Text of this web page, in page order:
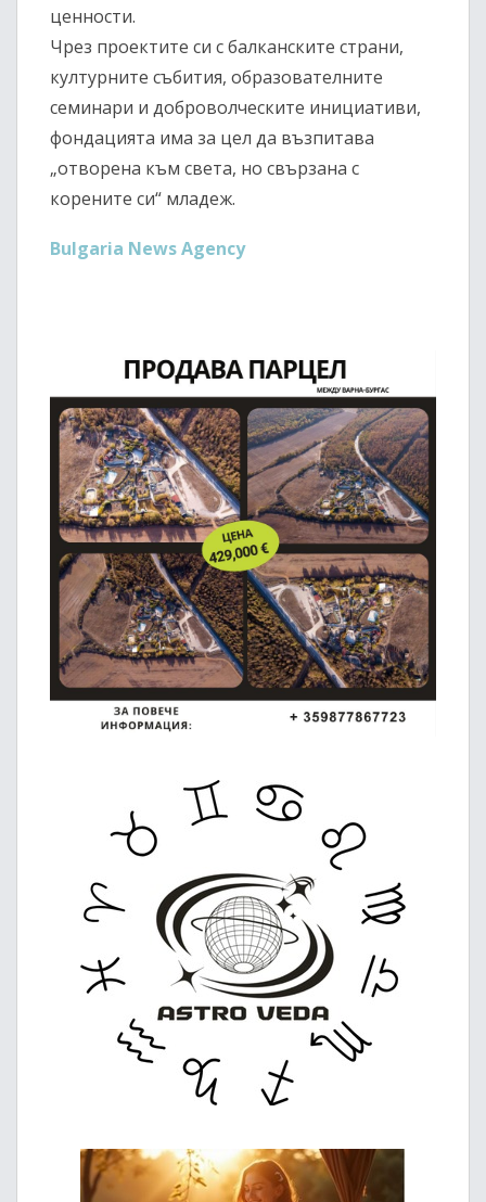
ценности.
Чрез проектите си с балканските страни,
културните събития, образователните
семинари и доброволческите инициативи,
фондацията има за цел да възпитава
„отворена към света, но свързана с
корените си“ младеж.
Bulgaria News Agency